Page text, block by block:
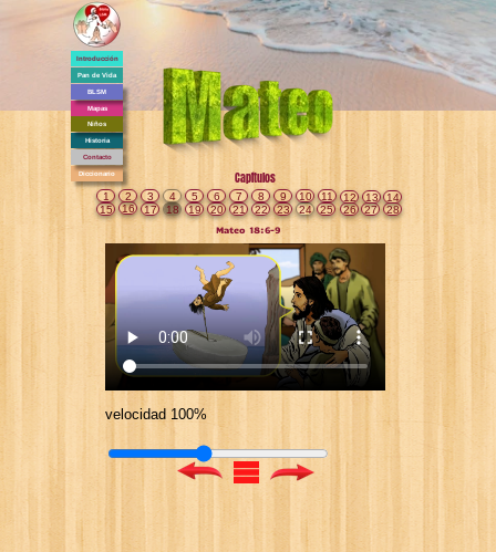
Introducción
Pan de Vida
BLSM
Mapas
Niños
Historia
Contacto
Diccionario
1 2 3 4 5 6
Capítulos
7 8 9 10 11 12 13
14
15
16 17 18 19 20 21 22 23 24 25 26 27
28
Mateo 18:6-9
velocidad 100%